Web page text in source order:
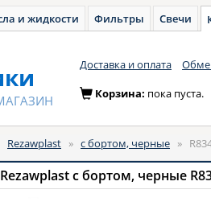
и жидкости Фильтры Свечи
Доставка и оплата
Корзина: пока пуста.
Rezawplast » с бортом, черные »
с бортом, черные